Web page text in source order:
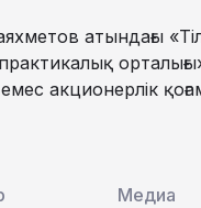
атындағы
акционерлік
Медиа